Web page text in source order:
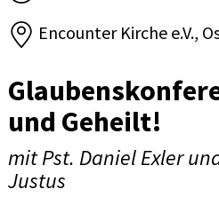
Encounter Kirche e.V.,
und Geheilt!
mit Pst. Daniel Exler
Justus